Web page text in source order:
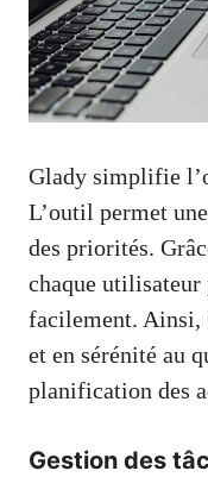
Glady simplifie
L’outil permet
des priorités.
chaque utilisateur
facilement. Ainsi,
et en sérénité au
planification des
Gestion des